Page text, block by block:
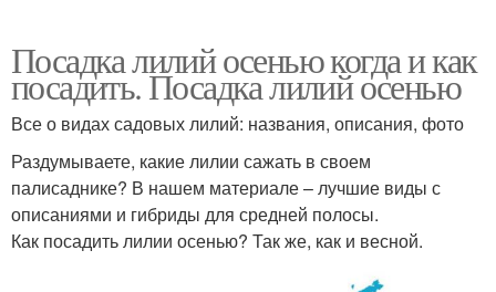
Посадка лилий осенью когда и как
посадить. Посадка лилий осенью
Все о видах садовых лилий: названия, описания, фото
Раздумываете, какие лилии сажать в своем
палисаднике? В нашем материале – лучшие виды с
описаниями и гибриды для средней полосы.
Как посадить лилии осенью? Так же, как и весной.